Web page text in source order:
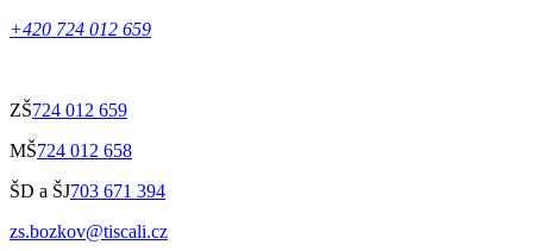
+420 724 012 659
ZŠ724 012 659
MŠ724 012 658
ŠD a ŠJ703 671 394
zs.bozkov@tiscali.cz